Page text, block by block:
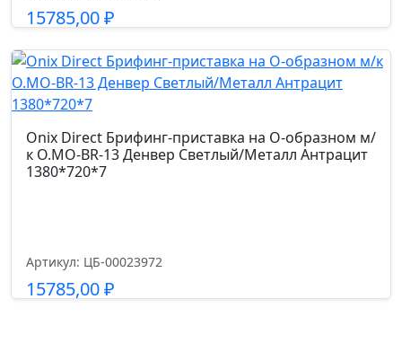
15785,00₽
Подробнее
Onix Direct Брифинг-приставка на О-образном м/
к O.MO-BR-13 Денвер Светлый/Металл Антрацит
1380*720*7
Артикул: ЦБ-00023972
15785,00₽